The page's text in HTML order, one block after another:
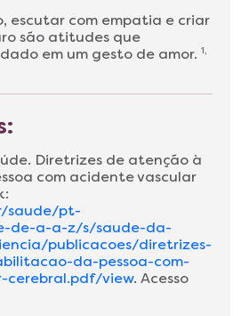
escutar com empatia e criar
são atitudes que
em um gesto de amor. 1,
Diretrizes de atenção à
com acidente vascular
saude/pt-
de-a-a-z/s/saude-da-
publicacoes/diretrizes-
da-pessoa-com-
cerebral.pdf/view. Acesso